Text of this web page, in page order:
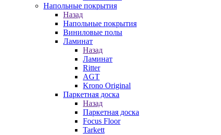
Напольные покрытия
Назад
Напольные покрытия
Виниловые полы
Ламинат
Назад
Ламинат
Ritter
AGT
Krono Original
Паркетная доска
Назад
Паркетная доска
Focus Floor
Tarkett